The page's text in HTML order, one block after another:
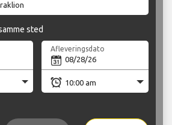
sted
Afleveringsdato